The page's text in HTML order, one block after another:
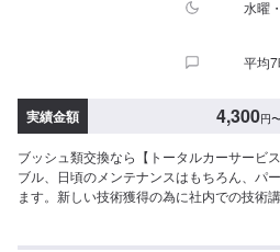
水曜
平均
実績金額 4,300円
ブッシュ類交換なら【トータルカーサービ
ブル、日頃のメンテナンスはもちろん、パ
ます。新しい技術獲得の為に社内での技術